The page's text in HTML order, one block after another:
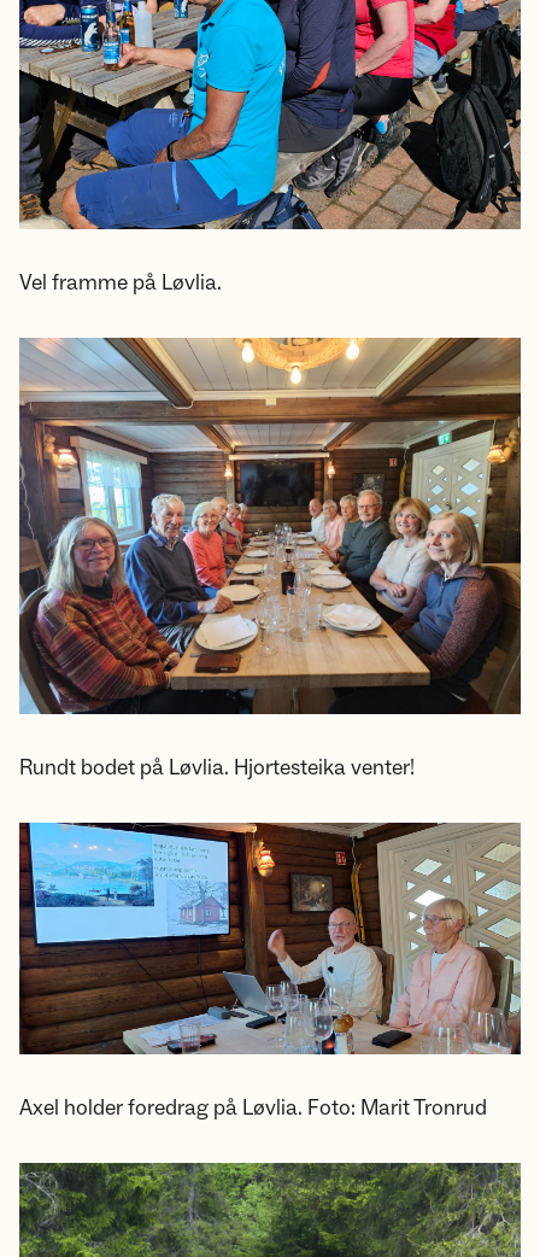
Vel framme på Løvlia.
Rundt bodet på Løvlia. Hjortesteika venter!
Axel holder foredrag på Løvlia. Foto: Marit Tronrud